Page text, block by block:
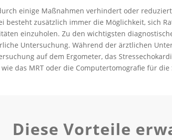
einige Maßnahmen verhindert oder
besteht zusätzlich immer die Möglichkeit, sich
einzuholen. Zu den wichtigsten
Untersuchung. Während der ärztlichen
auf dem Ergometer, das
das MRT oder die Computertomografie für
Diese Vorteile